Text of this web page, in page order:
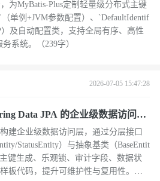
为MyBatis-Plus定制轻量级分布式主键
单例+JVM参数配置）、`DefaultIdentif
）及自动配置类，支持全局有序、高性
系统。（239字）
2026-07-05 15:47:28
Data JPA 的企业级数据访问层
态与服务抽象
建企业级数据访问层，通过分层接口
StatusEntity）与抽象基类（BaseEntit
键生成、乐观锁、审计字段、数据状
板代码，提升可维护性与复用性。（2